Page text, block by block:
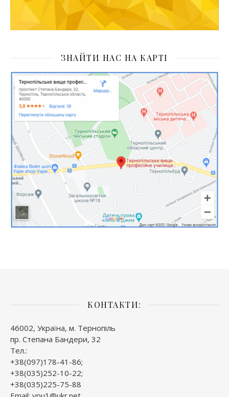
ЗНАЙТИ НАС НА КАРТІ
КОНТАКТИ:
46002, Україна, м. Тернопіль
пр. Степана Бандери, 32
Тел.:
+38(097)178-41-86;
+38(035)252-10-22;
+38(035)225-75-88